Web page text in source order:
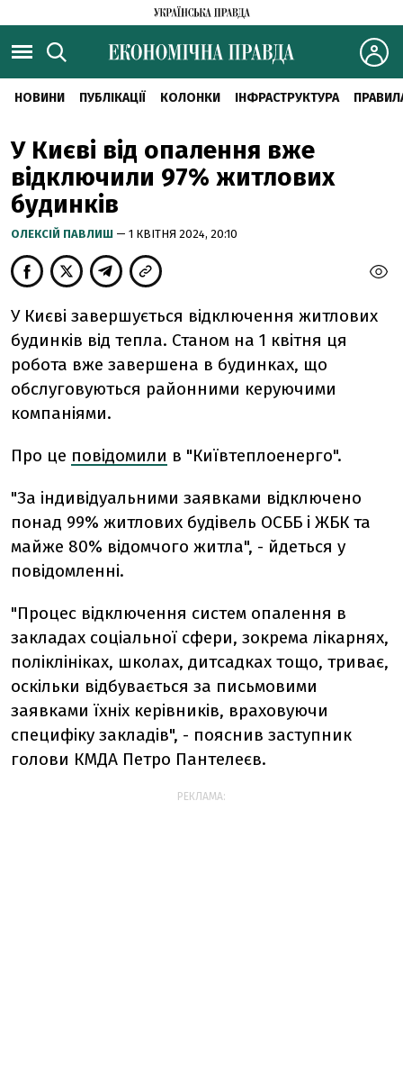
НОВИНИ ПУБЛІКАЦІЇ КОЛОНКИ ІНФРАСТРУКТУРА
У Києві від опалення вже
відключили 97% житлових
будинків
ОЛЕКСІЙ ПАВЛИШ — 1 КВІТНЯ 2024, 20:10
У Києві завершується відключення житлових
будинків від тепла. Станом на 1 квітня ця
робота вже завершена в будинках, що
обслуговуються районними керуючими
компаніями.
Про це повідомили в "Київтеплоенерго".
"За індивідуальними заявками відключено
понад 99% житлових будівель ОСББ і ЖБК та
майже 80% відомчого житла", - йдеться у
повідомленні.
"Процес відключення систем опалення в
закладах соціальної сфери, зокрема лікарнях,
поліклініках, школах, дитсадках тощо, триває,
оскільки відбувається за письмовими
заявками їхніх керівників, враховуючи
специфіку закладів", - пояснив заступник
голови КМДА Петро Пантелеєв.
РЕКЛАМА: